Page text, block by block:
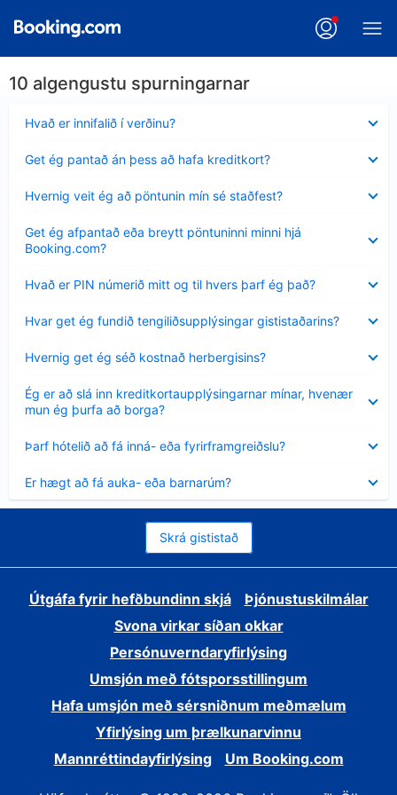
10 algengustu spurningarnar
Hvað er innifalið í verðinu?
sýnt
Get ég pantað án þess að hafa kreditkort?
sýnt
Hvernig veit ég að pöntunin mín sé staðfest?
sýnt
Get ég afpantað eða breytt pöntuninni minni hjá
Booking.com?
sýnt
Hvað er PIN númerið mitt og til hvers þarf ég það?
sýnt
Hvar get ég fundið tengiliðsupplýsingar gististaðarins?
sýnt
Hvernig get ég séð kostnað herbergisins?
sýnt
Ég er að slá inn kreditkortaupplýsingarnar mínar, hvenær
mun ég þurfa að borga?
Minna
sýnt
Þarf hótelið að fá inná- eða fyrirframgreiðslu?
sýnt
Er hægt að fá auka- eða barnarúm?
sýnt
Skrá gististað
Útgáfa fyrir hefðbundinn skjá
Þjónustuskilmálar
Svona virkar síðan okkar
Persónuverndaryfirlýsing
Umsjón með fótsporsstillingum
Hafa umsjón með sérsniðnum meðmælum
Yfirlýsing um þrælkunarvinnu
Mannréttindayfirlýsing
Um Booking.com